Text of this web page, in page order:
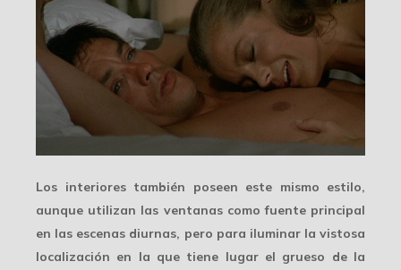
Los interiores también poseen este mismo estilo,
aunque utilizan las ventanas como fuente principal
en las escenas diurnas, pero para iluminar la vistosa
localización en la que tiene lugar el grueso de la